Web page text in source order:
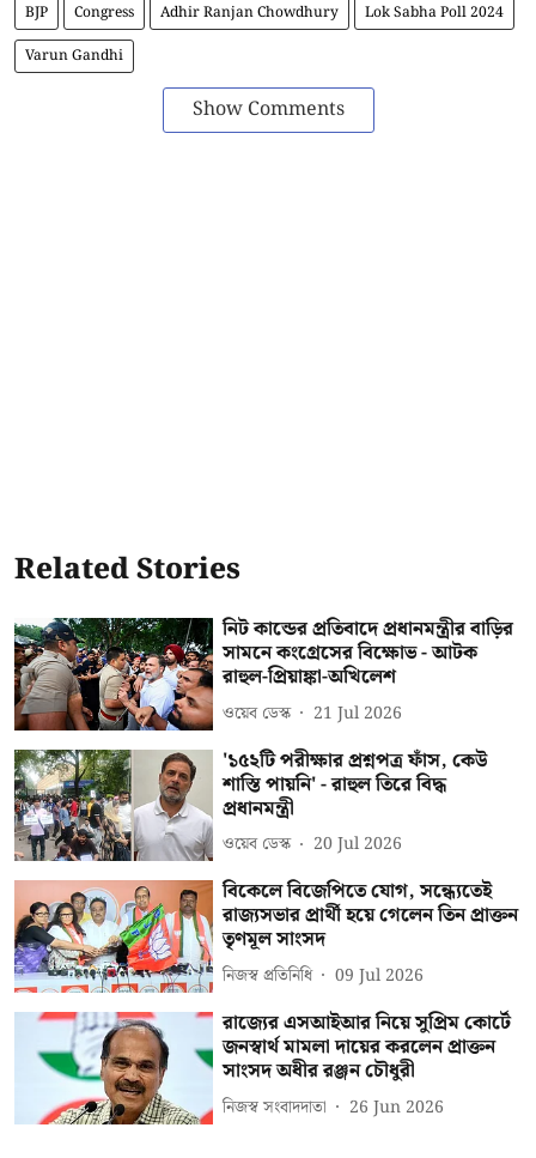
BJP Congress Adhir Ranjan Chowdhury
Lok Sabha Poll 2024
Varun Gandhi
Show Comments
Related Stories
নিট কান্ডের প্রতিবাদে প্রধানমন্ত্রীর বাড়ির
সামনে কংগ্রেসের বিক্ষোভ - আটক
রাহুল-প্রিয়াঙ্কা-অখিলেশ
ওয়েব ডেস্ক 21 Jul 2026
'১৫২টি পরীক্ষার প্রশ্নপত্র ফাঁস, কেউ
শাস্তি পায়নি' - রাহুল তিরে বিদ্ধ
প্রধানমন্ত্রী
ওয়েব ডেস্ক 20 Jul 2026
বিকেলে বিজেপিতে যোগ, সন্ধ্যেতেই
রাজ্যসভার প্রার্থী হয়ে গেলেন তিন প্রাক্তন
তৃণমূল সাংসদ
নিজস্ব প্রতিনিধি 09 Jul 2026
রাজ্যের এসআইআর নিয়ে সুপ্রিম কোর্টে
জনস্বার্থ মামলা দায়ের করলেন প্রাক্তন
সাংসদ অধীর রঞ্জন চৌধুরী
নিজস্ব সংবাদদাতা 26 Jun 2026